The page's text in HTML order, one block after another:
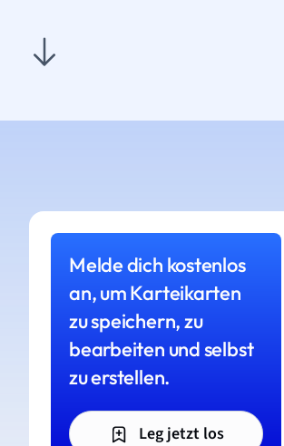
Melde dich kostenlos
an, um Karteikarten
zu speichern, zu
bearbeiten und selbst
zu erstellen.
Leg jetzt los